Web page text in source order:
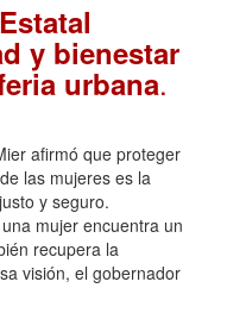
y bienestar
urbana.
afirmó que proteger
las mujeres es la
y seguro.
mujer encuentra un
recupera la
visión, el gobernador